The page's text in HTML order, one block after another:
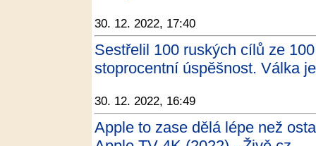
30. 12. 2022, 17:40
Sestřelil 100 ruských cílů ze
stoprocentní úspěšnost. Válka
30. 12. 2022, 16:49
Apple to zase dělá lépe než